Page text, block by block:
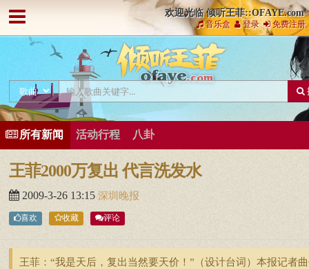
欢迎光临 倾听王菲::OFAYE.com
音乐盒 登录 免费注册
所有新闻 活动行程 八卦
王菲2000万复出 代言洗发水
2009-3-26 13:15 深圳晚报
喜欢 收藏 评论
王菲：“我是天后，复出当然要天价！”（设计台词）本报记者